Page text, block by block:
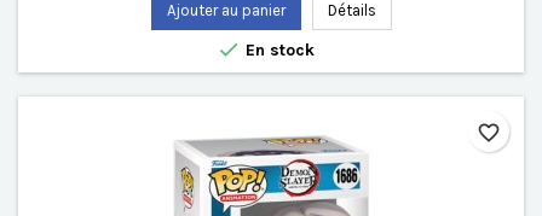
Ajouter au panier Détails
 En stock
favorite_border